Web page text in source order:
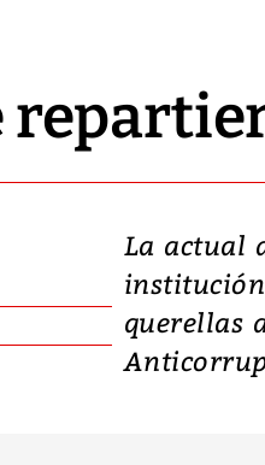
La actual
querellas